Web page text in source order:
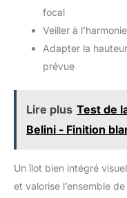
simplement les 2
optimale.
Cuisine Mobile en
manger ou la
Livraison] : Cet Îlot de
un montage rapide et
focal
Veiller à
Adapter la
prévue
Lire plus Test de
Belini - Finition
Un îlot bien intégré
et valorise l’ensemble